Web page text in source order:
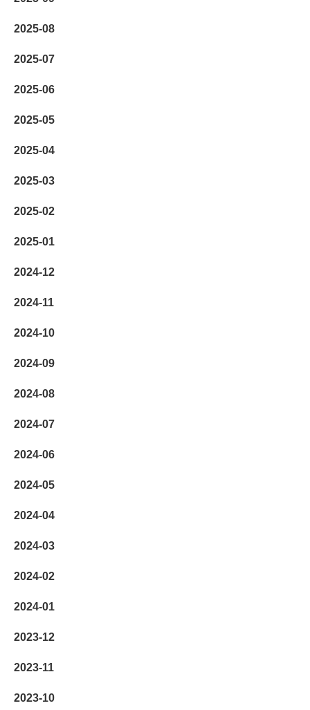
2025-08
2025-07
2025-06
2025-05
2025-04
2025-03
2025-02
2025-01
2024-12
2024-11
2024-10
2024-09
2024-08
2024-07
2024-06
2024-05
2024-04
2024-03
2024-02
2024-01
2023-12
2023-11
2023-10